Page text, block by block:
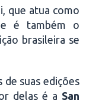
que atua como
e é também o
brasileira se
suas edições
delas é a San